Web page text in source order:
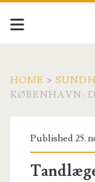
HOME >
KØBENHAVN:
Published 25.